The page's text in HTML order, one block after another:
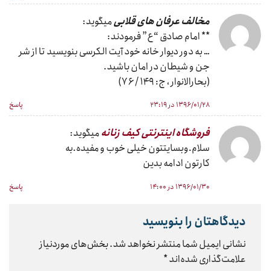
مخالف عرفان های قلابیمیگوید:
** امام صادق “ع” فرمودند:
… به دور دیوار خانه خود آیت الکرسی بنویسید تا از شر
جن و شیطان در امان باشید.
(بحارالانوار ، ج: ۱۴۹ / ۷۶)
۱۳۹۶/۰۱/۲۸ در ۲۳:۱۹ پاسخ
فروشگاه اينترنتى كيف زنانه میگوید:
سلام.وبسایتتون خیلی خوب و مفیده.به
کارتون ادامه بدین
۱۳۹۶/۰۱/۳۰ در ۱۴:۰۰ پاسخ
دیدگاهتان را بنویسید
نشانی ایمیل شما منتشر نخواهد شد.بخش‌های موردنیاز
علامت‌گذاری شده‌اند*